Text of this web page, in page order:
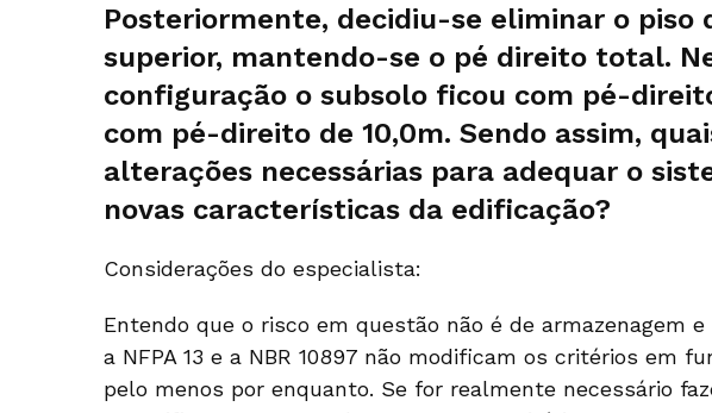
Posteriormente, decidiu-se eliminar o piso
superior, mantendo-se o pé direito total.
configuração o subsolo ficou com pé-
com pé-direito de 10,0m. Sendo assim,
alterações necessárias para adequar o
novas características da edificação?
Considerações do especialista:
Entendo que o risco em questão não é de armazenagem
a NFPA 13 e a NBR 10897 não modificam os critérios em
pelo menos por enquanto. Se for realmente necessário